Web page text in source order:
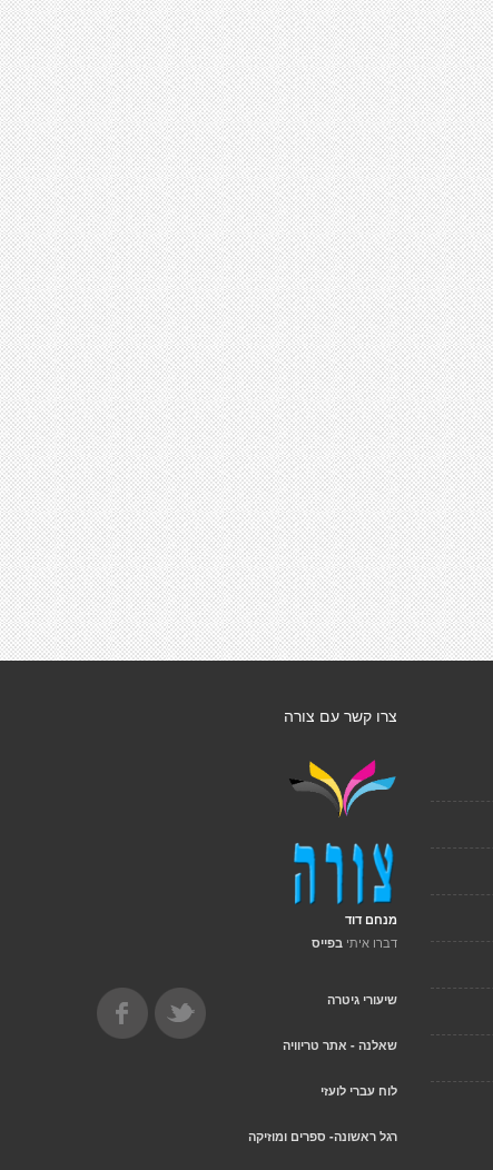
צרו קשר עם צורה
מנחם דוד
דברו איתי בפייס
שיעורי גיטרה
שאלנה - אתר טריוויה
לוח עברי לועזי
רגל ראשונה- ספרים ומוזיקה